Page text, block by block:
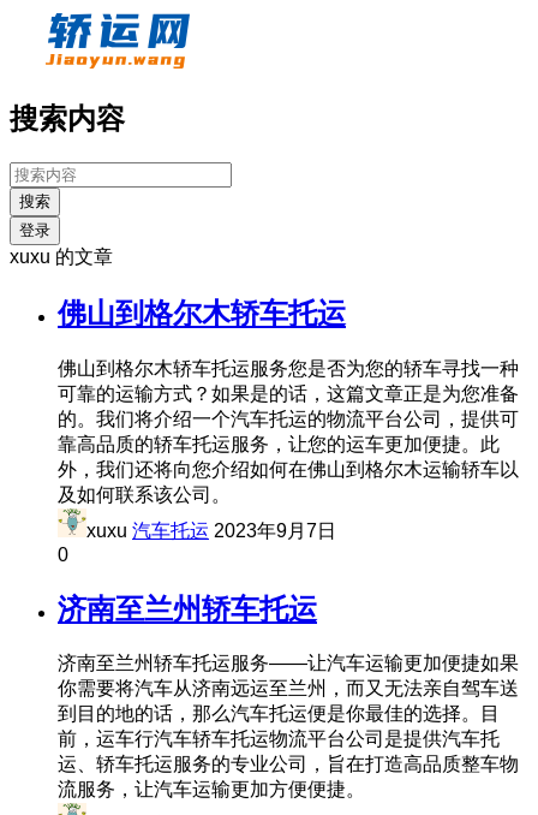
搜索内容
搜索
登录
xuxu 的文章
佛山到格尔木轿车托运
佛山到格尔木轿车托运服务您是否为您的轿车寻找一种
可靠的运输方式？如果是的话，这篇文章正是为您准备
的。我们将介绍一个汽车托运的物流平台公司，提供可
靠高品质的轿车托运服务，让您的运车更加便捷。此
外，我们还将向您介绍如何在佛山到格尔木运输轿车以
及如何联系该公司。
xuxu 汽车托运 2023年9月7日
0
济南至兰州轿车托运
济南至兰州轿车托运服务——让汽车运输更加便捷如果
你需要将汽车从济南远运至兰州，而又无法亲自驾车送
到目的地的话，那么汽车托运便是你最佳的选择。目
前，运车行汽车轿车托运物流平台公司是提供汽车托
运、轿车托运服务的专业公司，旨在打造高品质整车物
流服务，让汽车运输更加方便便捷。